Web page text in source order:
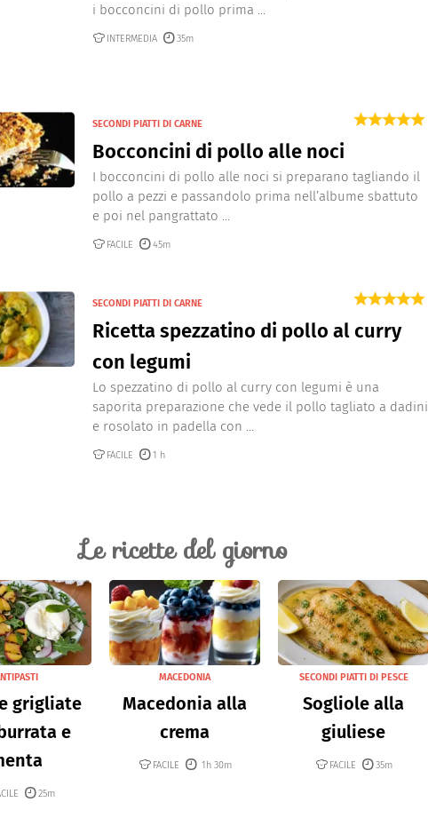
i bocconcini di pollo prima ...
INTERMEDIA 35m
SECONDI PIATTI DI CARNE
Bocconcini di pollo alle noci
I bocconcini di pollo alle noci si preparano tagliando il
pollo a pezzi e passandolo prima nell’albume sbattuto
e poi nel pangrattato ...
FACILE 45m
SECONDI PIATTI DI CARNE
Ricetta spezzatino di pollo al curry
con legumi
Lo spezzatino di pollo al curry con legumi è una
saporita preparazione che vede il pollo tagliato a dadini
e rosolato in padella con ...
FACILE 1 h
Le ricette del giorno
grigliate
e
25m
MACEDONIA
Macedonia alla
crema
FACILE 1h 30m
SECONDI PIATTI DI PESCE
Sogliole alla
giuliese
FACILE 35m